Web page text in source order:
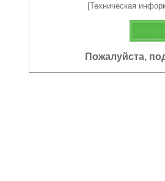
[Техническая
Пожалуйста,